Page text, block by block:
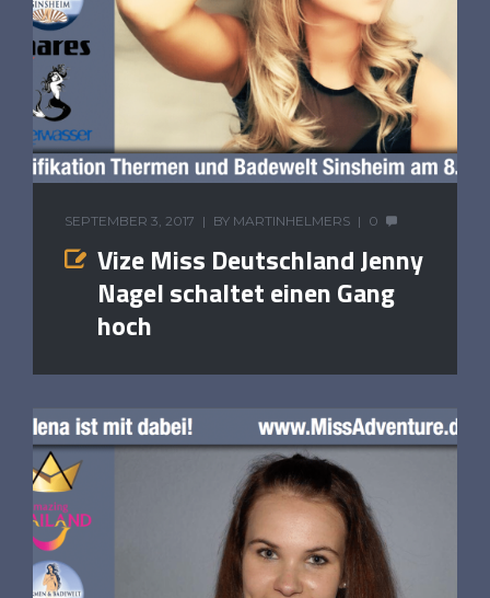
SEPTEMBER 3, 2017 BY MARTINHELMERS 0
Vize Miss Deutschland Jenny
Nagel schaltet einen Gang
hoch